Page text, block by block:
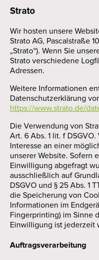
Strato
Wir hosten unsere
Strato AG, Pascalstraße
„Strato“). Wenn Sie
Strato verschiedene
Adressen.
Weitere Informationen
Datenschutzerklärung
https://www.strato.de/
Die Verwendung von
Art. 6 Abs. 1 lit. f
Interesse an einer
unserer Website. Sofern
Einwilligung abgefragt
ausschließlich auf
DSGVO und § 25 Abs. 1
die Speicherung von
Informationen im
Fingerprinting) im Sinne
Einwilligung ist jederzeit
Auftragsverarbeitung